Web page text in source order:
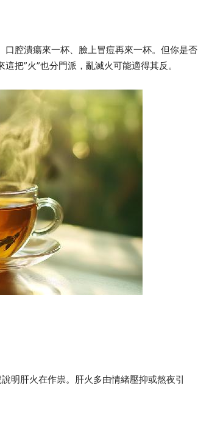
腔潰瘍來一杯、臉上冒痘再來一杯。但你是否
把”火”也分門派，亂滅火可能適得其反。
明肝火在作祟。肝火多由情緒壓抑或熬夜引